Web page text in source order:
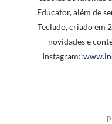
Educator, além de
Teclado, criado em
novidades e
Instagram::